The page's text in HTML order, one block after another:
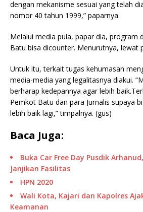
dengan mekanisme sesuai yang telah
nomor 40 tahun 1999,” paparnya.
Melalui media pula, papar dia, program
Batu bisa dicounter. Menurutnya, lewat
Untuk itu, terkait tugas kehumasan
media-media yang legalitasnya diakui.
berharap kedepannya agar lebih
Pemkot Batu dan para Jurnalis supaya
lebih baik lagi,” timpalnya. (gus)
Baca Juga:
Buka Car Free Day Pusdik
Janjikan Fasilitas
HPN 2020
Wali Kota, Kajari dan Kapolres
Keamanan